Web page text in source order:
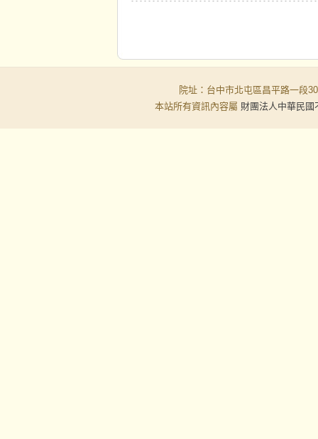
院址：台中市北屯區昌平路一
本站所有資訊內容屬 財團法人中華民國